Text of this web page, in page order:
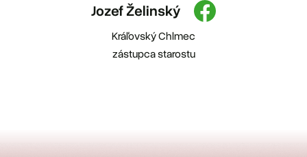
Jozef Želinský
Kráľovský Chlmec
zástupca starostu